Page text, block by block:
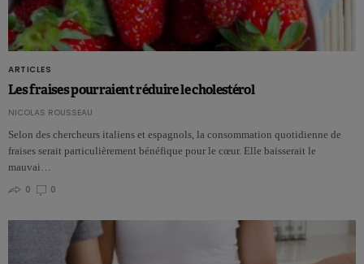
ARTICLES
Les fraises pourraient réduire le cholestérol
NICOLAS ROUSSEAU
Selon des chercheurs italiens et espagnols, la consommation quotidienne de
fraises serait particulièrement bénéfique pour le cœur. Elle baisserait le
mauvai…
0
0